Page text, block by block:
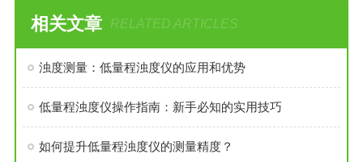
相关文章 RELATED ARTICLES
浊度测量：低量程浊度仪的应用和优势
低量程浊度仪操作指南：新手必知的实用技巧
如何提升低量程浊度仪的测量精度？